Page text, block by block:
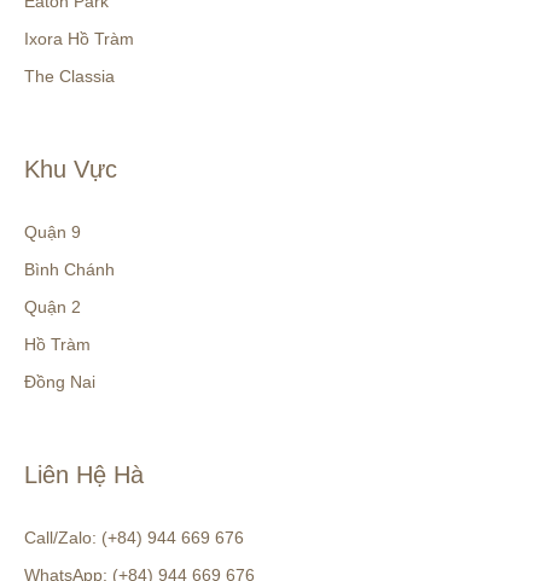
Ixora Hồ Tràm
The Classia
Khu Vực
Quận 9
Bình Chánh
Quận 2
Hồ Tràm
Đồng Nai
Liên Hệ Hà
Call/Zalo: (+84) 944 669 676
WhatsApp: (+84) 944 669 676